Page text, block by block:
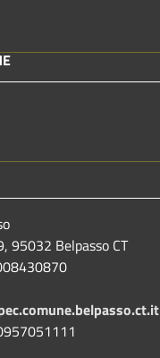
95032 Belpasso CT